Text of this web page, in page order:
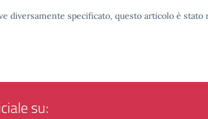
diversamente specificato, questo articolo è
su: